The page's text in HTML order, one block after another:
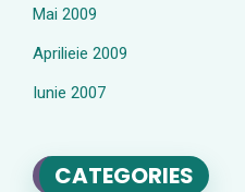
Mai 2009
Aprilieie 2009
Iunie 2007
CATEGORIES